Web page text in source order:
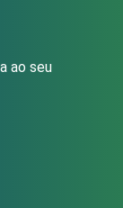
ao seu